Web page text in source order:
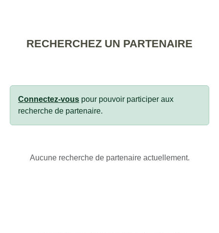
RECHERCHEZ UN PARTENAIRE
Connectez-vous pour pouvoir participer aux
recherche de partenaire.
Aucune recherche de partenaire actuellement.